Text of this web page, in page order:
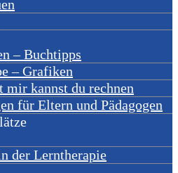
– Buchtipps
– Grafiken
mir kannst du rechnen
für Eltern und Pädagogen
der Lerntherapie